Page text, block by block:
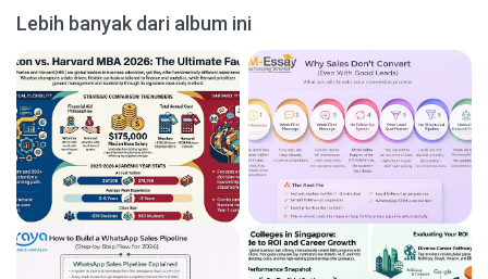
Lebih banyak dari album ini